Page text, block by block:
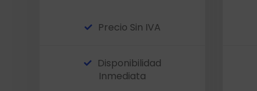
Precio Sin IVA
Disponibilidad
Inmediata